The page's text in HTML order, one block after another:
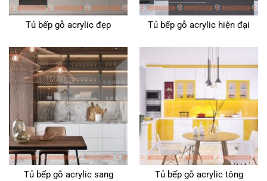
Tủ bếp gỗ acrylic đẹp Tủ bếp gỗ acrylic hiện đại
Tủ bếp gỗ acrylic sang
Tủ bếp gỗ acrylic tông